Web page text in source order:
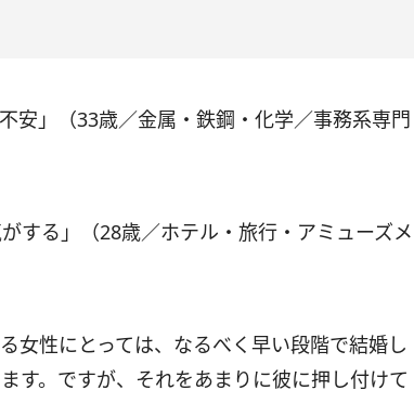
安」（33歳／金属・鉄鋼・化学／事務系専門
する」（28歳／ホテル・旅行・アミューズメ
女性にとっては、なるべく早い段階で結婚し
す。ですが、それをあまりに彼に押し付けて